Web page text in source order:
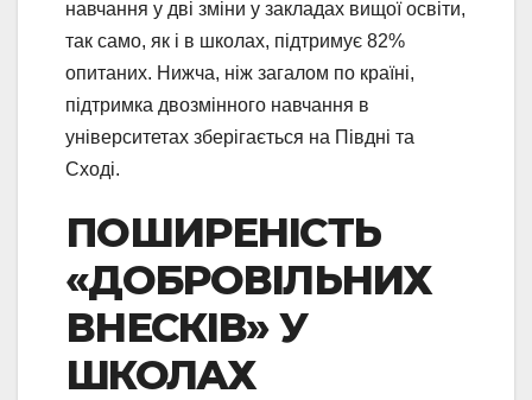
навчання у дві зміни у закладах вищої освіти,
так само, як і в школах, підтримує 82%
опитаних. Нижча, ніж загалом по країні,
підтримка двозмінного навчання в
університетах зберігається на Півдні та
Сході.
ПОШИРЕНІСТЬ
«ДОБРОВІЛЬНИХ
ВНЕСКІВ» У
ШКОЛАХ